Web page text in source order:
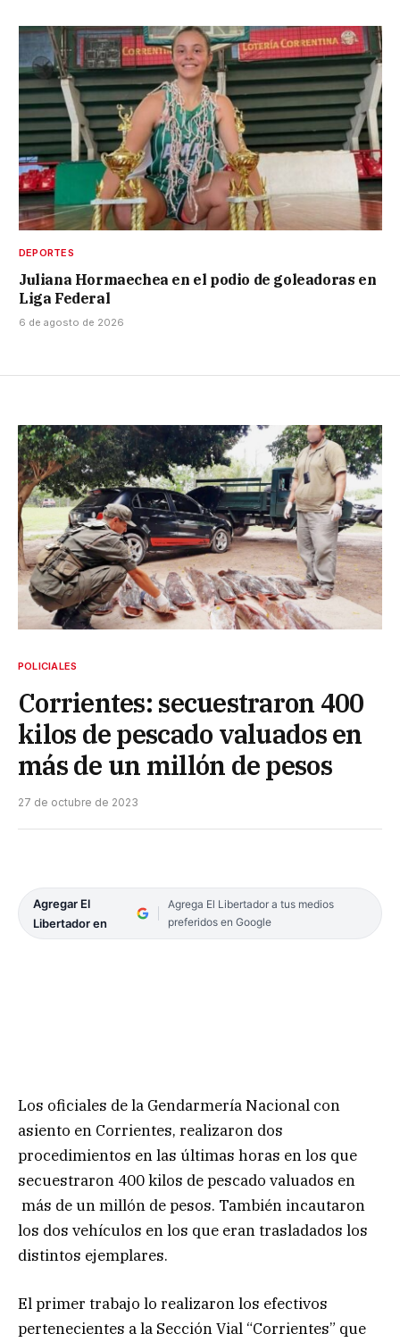
DEPORTES
Juliana Hormaechea en el podio de goleadoras en
Liga Federal
6 de agosto de 2026
POLICIALES
Corrientes: secuestraron 400
kilos de pescado valuados en
más de un millón de pesos
27 de octubre de 2023
Agregar El
Libertador en
Agrega El Libertador a tus medios
preferidos en Google
Los oficiales de la Gendarmería Nacional con
asiento en Corrientes, realizaron dos
procedimientos en las últimas horas en los que
secuestraron 400 kilos de pescado valuados en
más de un millón de pesos. También incautaron
los dos vehículos en los que eran trasladados los
distintos ejemplares.
El primer trabajo lo realizaron los efectivos
pertenecientes a la Sección Vial “Corrientes” que